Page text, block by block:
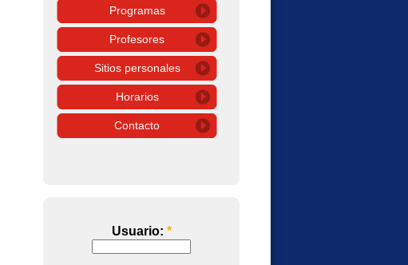
Programas
Profesores
Sitios personales
Horarios
Contacto
Usuario: *